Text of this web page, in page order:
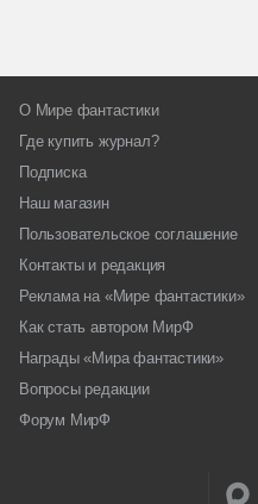
О Мире фантастики
Где купить журнал?
Подписка
Наш магазин
Пользовательское соглашение
Контакты и редакция
Реклама на «Мире фантастики»
Как стать автором МирФ
Награды «Мира фантастики»
Вопросы редакции
Форум МирФ